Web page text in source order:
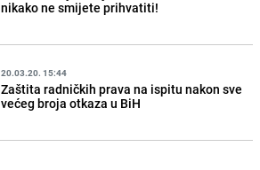
nikako ne smijete prihvatiti!
20.03.20. 15:44
Zaštita radničkih prava na ispitu nakon sve
većeg broja otkaza u BiH